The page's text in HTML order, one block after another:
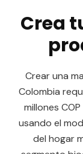
Crea
Crear una
Colombia
millones
usando el
del hogar